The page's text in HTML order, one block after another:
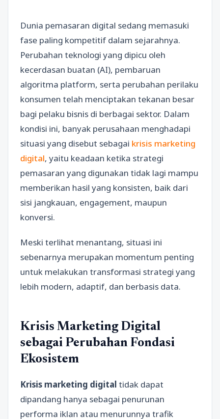
Dunia pemasaran digital sedang memasuki
fase paling kompetitif dalam sejarahnya.
Perubahan teknologi yang dipicu oleh
kecerdasan buatan (AI), pembaruan
algoritma platform, serta perubahan perilaku
konsumen telah menciptakan tekanan besar
bagi pelaku bisnis di berbagai sektor. Dalam
kondisi ini, banyak perusahaan menghadapi
situasi yang disebut sebagai krisis marketing
digital, yaitu keadaan ketika strategi
pemasaran yang digunakan tidak lagi mampu
memberikan hasil yang konsisten, baik dari
sisi jangkauan, engagement, maupun
konversi.
Meski terlihat menantang, situasi ini
sebenarnya merupakan momentum penting
untuk melakukan transformasi strategi yang
lebih modern, adaptif, dan berbasis data.
Krisis Marketing Digital
sebagai Perubahan Fondasi
Ekosistem
Krisis marketing digital tidak dapat
dipandang hanya sebagai penurunan
performa iklan atau menurunnya trafik